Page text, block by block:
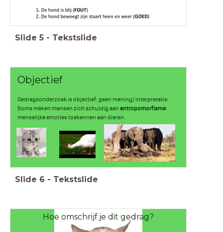
Slide 5 - Tekstslide
Objectief
Gedragsonderzoek is objectief: geen mening/ interpretatie.
Soms maken mensen zich schuldig aan antropomorfisme:
menselijke emoties toekennen aan dieren.
Slide 6 - Tekstslide
Hoe omschrijf je dit gedrag?